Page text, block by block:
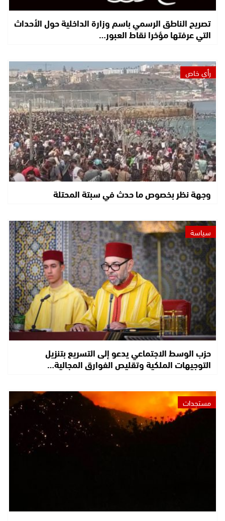
تصريح الناطق الرسمي باسم وزارة الداخلية حول الأحداث
التي عرفتها مؤخرا نقاط العبور…
رأي خاص
وجهة نظر بخصوص ما حدث في سبتة المحتلة
سياسة
حزب الوسط الاجتماعي يدعو إلى التسريع بتنزيل
التوجيهات الملكية وتقليص الفوارق المجالية…
مستجدات